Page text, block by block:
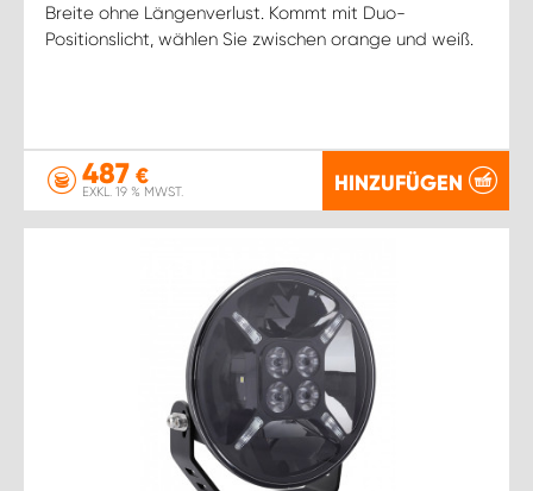
Breite ohne Längenverlust. Kommt mit Duo-
Positionslicht, wählen Sie zwischen orange und weiß.
487 €
EXKL. 19 % MWST. HINZUFÜGEN